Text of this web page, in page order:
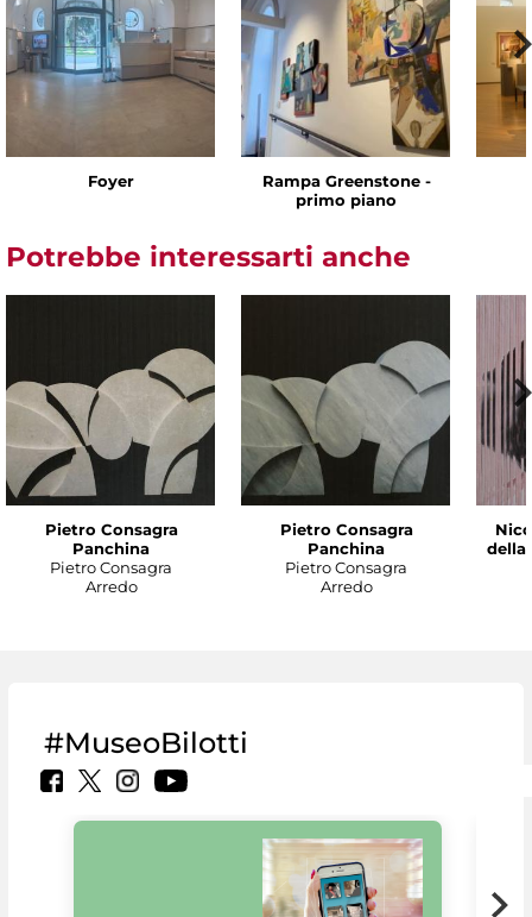
Foyer
Rampa Greenstone -
primo piano
Potrebbe interessarti anche
Pietro Consagra
Panchina
Pietro Consagra
Arredo
Pietro Consagra
Panchina
Pietro Consagra
Arredo
della
#MuseoBilotti